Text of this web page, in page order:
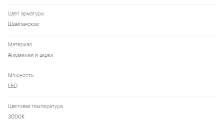
Цвет арматуры
Шампанское
Материал
Алюминий и акрил
Мощность
LED
Цветовая температура
3000К